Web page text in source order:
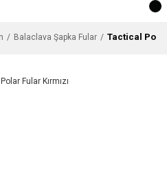
Balaclava Şapka Fular Tactical Polar